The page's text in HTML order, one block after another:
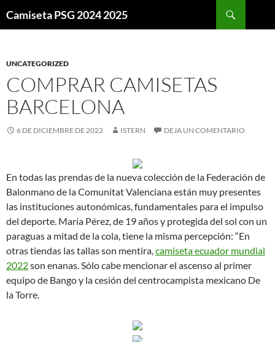
Camiseta PSG 2024 2025
UNCATEGORIZED
COMPRAR CAMISETAS
BARCELONA
6 DE DICIEMBRE DE 2022 ISTERN DEJA UN COMENTARIO
En todas las prendas de la nueva colección de la Federación de
Balonmano de la Comunitat Valenciana están muy presentes
las instituciones autonómicas, fundamentales para el impulso
del deporte. María Pérez, de 19 años y protegida del sol con un
paraguas a mitad de la cola, tiene la misma percepción: “En
otras tiendas las tallas son mentira,camiseta ecuador mundial
2022son enanas. Sólo cabe mencionar el ascenso al primer
equipo de Bango y la cesión del centrocampista mexicano De
la Torre.